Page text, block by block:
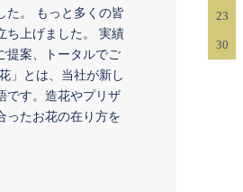
た。 もっと多くの皆
ち上げました。 実績
提案、トータルでご
」とは、当社が新し
です。造花やプリザ
ったお花の在り方を
23
30